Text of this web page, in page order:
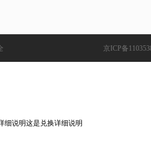
京ICP备
细说明这是兑换详细说明